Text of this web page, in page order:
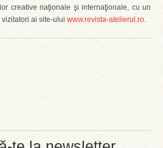
creative naţionale şi internaţionale, cu un
ai site-ului www.revista-atelierul.ro.